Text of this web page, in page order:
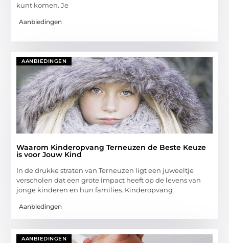
kunt komen. Je
Aanbiedingen
AANBIEDINGEN
Waarom Kinderopvang Terneuzen de Beste Keuze
is voor Jouw Kind
In de drukke straten van Terneuzen ligt een juweeltje
verscholen dat een grote impact heeft op de levens van
jonge kinderen en hun families. Kinderopvang
Aanbiedingen
AANBIEDINGEN